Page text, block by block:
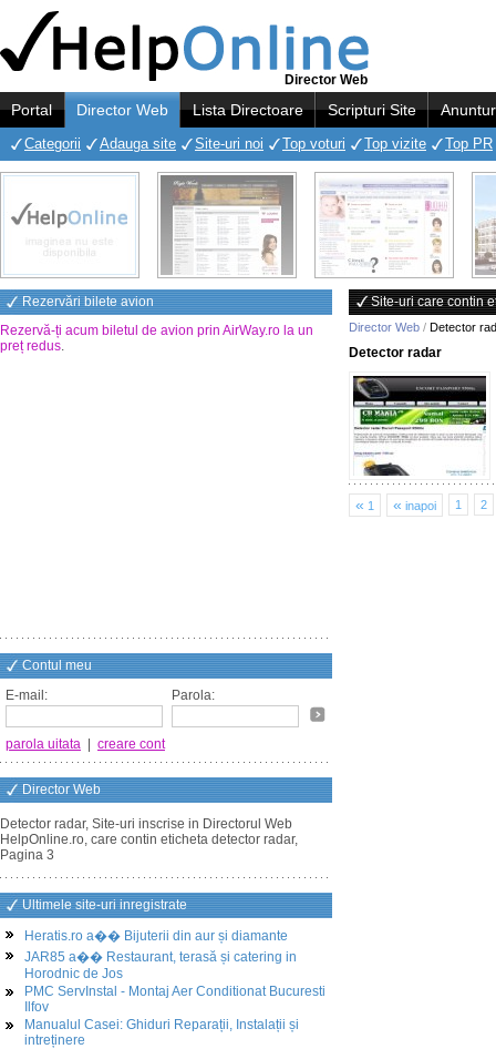
Director Web
Portal Director Web Lista Directoare Scripturi Site
Categorii Adauga site Site-uri noi Top voturi Top vizite Top PR
Rezervări bilete avion
Rezervă-ți acum biletul de avion prin AirWay.ro la un
preț redus.
Contul meu
E-mail:
Parola:
parola uitata creare cont
Director Web
Detector radar, Site-uri inscrise in Directorul Web
HelpOnline.ro, care contin eticheta detector radar,
Pagina 3
Ultimele site-uri inregistrate
Heratis.ro a�� Bijuterii din aur și diamante
JAR85 a�� Restaurant, terasă și catering in
Horodnic de Jos
PMC ServInstal - Montaj Aer Conditionat Bucuresti
Ilfov
Manualul Casei: Ghiduri Reparații, Instalații și
intreținere
Site-uri care contin
Director Web / Detector
Detector radar
« 1 « inapoi 1 2